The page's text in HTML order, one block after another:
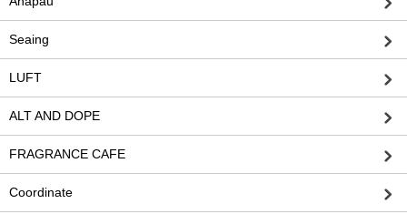
Seaing
LUFT
ALT AND DOPE
FRAGRANCE CAFE
Coordinate